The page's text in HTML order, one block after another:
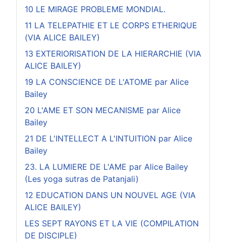
10 LE MIRAGE PROBLEME MONDIAL.
11 LA TELEPATHIE ET LE CORPS ETHERIQUE
(VIA ALICE BAILEY)
13 EXTERIORISATION DE LA HIERARCHIE (VIA
ALICE BAILEY)
19 LA CONSCIENCE DE L'ATOME par Alice
Bailey
20 L'AME ET SON MECANISME par Alice
Bailey
21 DE L'INTELLECT A L'INTUITION par Alice
Bailey
23. LA LUMIERE DE L'AME par Alice Bailey
(Les yoga sutras de Patanjali)
12 EDUCATION DANS UN NOUVEL AGE (VIA
ALICE BAILEY)
LES SEPT RAYONS ET LA VIE (COMPILATION
DE DISCIPLE)